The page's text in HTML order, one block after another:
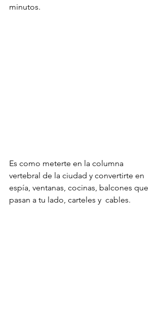
minutos.
Es como meterte en la columna
vertebral de la ciudad y convertirte en
espía, ventanas, cocinas, balcones que
pasan a tu lado, carteles y  cables.